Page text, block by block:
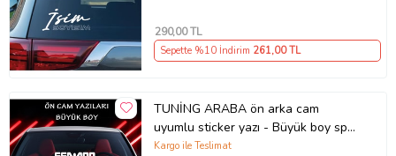
290,00 TL
Sepette %10 İndirim 261,00 TL
TUNİNG ARABA ön arka cam
uyumlu sticker yazı - Büyük boy spor
tuning modifiye etiket
Kargo ile Teslimat